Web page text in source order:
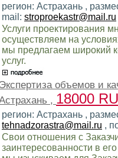
регион: Астрахань ,
mail: stroproekastr@mail.ru
Услуги проектирования
осуществляем на
мы предлагаем широкий
услуг.
Экспертиза объемов и
, 18000
регион: Астрахань ,
tehnadzorastra@mail.ru ,
Свои отношения с
заинтересованности в